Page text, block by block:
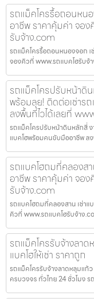
รถแม็คโครรื้อถอนหน
อาชีพ ราคาคุ้มค่า จอ
รับจ้าง.com
รถแม็คโครรื้อถอนหนองจอก
จองคิวที่ www.รถแบคโฮรับจ้
รถแม็คโครปรับหน้าดิ
พร้อมลุย! ติดต่อเช่าร
ลงพื้นที่ไวได้เลยที่
รถแม็คโครปรับหน้าดินหลักสี่ ง
แบคโฮพร้อมคนขับมืออาชีพ ล
รถแบคโฮถมที่คลองส
อาชีพ ราคาคุ้มค่า จอ
รับจ้าง.com
รถแบคโฮถมที่คลองสาน เช่า
คิวที่ www.รถแบคโฮรับจ้าง
รถแม็คโครรับจ้างลา
แบคโฮให้เช่า ราคาถูก
รถแม็คโครรับจ้างลาดหลุมแก้ว
ครบวงจร ทั่วไทย 24 ชั่วโมง